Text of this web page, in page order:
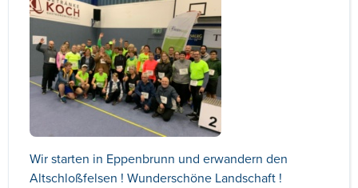
Wir starten in Eppenbrunn und erwandern den
Altschloßfelsen ! Wunderschöne Landschaft !